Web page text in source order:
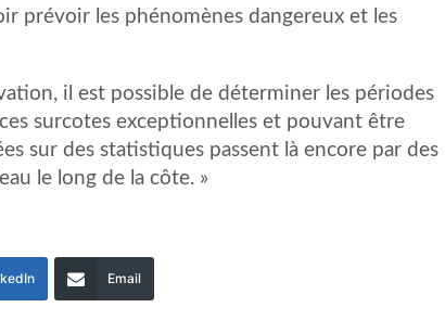
prévoir les phénomènes dangereux et les
il est possible de déterminer les périodes
surcotes exceptionnelles et pouvant être
sur des statistiques passent là encore par des
le long de la côte. »
Email